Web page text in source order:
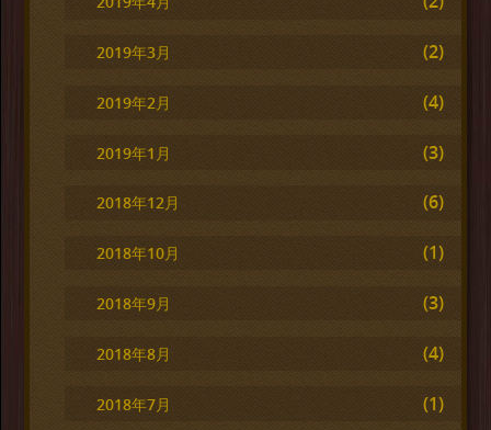
2019年3月 (2)
2019年2月 (4)
2019年1月 (3)
2018年12月 (6)
2018年10月 (1)
2018年9月 (3)
2018年8月 (4)
2018年7月 (1)